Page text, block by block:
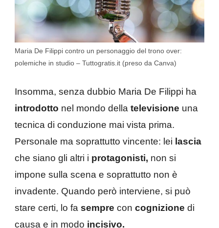
Maria De Filippi contro un personaggio del trono over:
polemiche in studio – Tuttogratis.it (preso da Canva)
Insomma, senza dubbio Maria De Filippi ha
introdotto nel mondo della televisione una
tecnica di conduzione mai vista prima.
Personale ma soprattutto vincente: lei lascia
che siano gli altri i protagonisti, non si
impone sulla scena e soprattutto non è
invadente. Quando però interviene, si può
stare certi, lo fa sempre con cognizione di
causa e in modo incisivo.